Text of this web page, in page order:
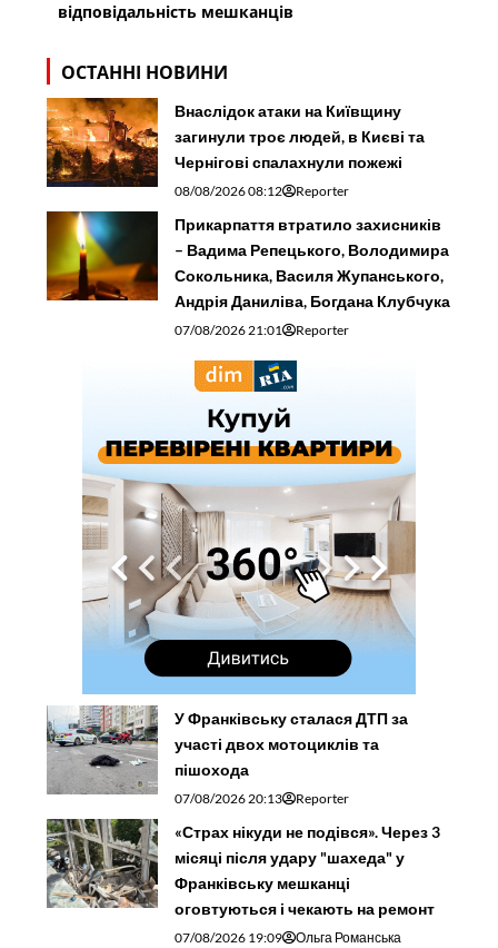
відповідальність мешканців
ОСТАННІ НОВИНИ
Внаслідок атаки на Київщину
загинули троє людей, в Києві та
Чернігові спалахнули пожежі
08/08/2026 08:12 Reporter
Прикарпаття втратило захисників
– Вадима Репецького, Володимира
Сокольника, Василя Жупанського,
Андрія Даниліва, Богдана Клубчука
07/08/2026 21:01 Reporter
У Франківську сталася ДТП за
участі двох мотоциклів та
пішохода
07/08/2026 20:13 Reporter
«Страх нікуди не подівся». Через 3
місяці після удару "шахеда" у
Франківську мешканці
оговтуються і чекають на ремонт
07/08/2026 19:09 Ольга Романська